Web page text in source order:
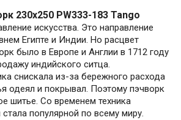
230х250 PW333-183 Tango
искусства. Это направление
Египте и Индии. Но расцвет
было в Европе и Англии в 1712 году
индийского ситца.
снискала из-за бережного расхода
одеял и покрывал. Поэтому пэчворк
шитье. Со временем техника
популярной по всему миру.